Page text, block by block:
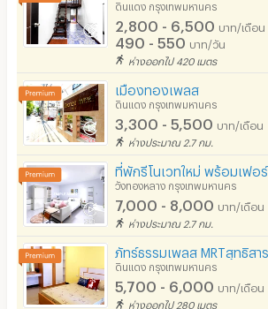
ดินแดง กรุงเทพมหานคร
2,800 - 6,500 บาท/เดือน
490 - 550 บาท/วัน
ห่างออกไป 420 เมตร
เมืองทองเพลส
ดินแดง กรุงเทพมหานคร
3,300 - 5,500 บาท/เดือน
ห่างประมาณ 2.7 กม.
วังทองหลาง กรุงเทพมหานคร
7,000 - 8,000 บาท/เดือน
ห่างประมาณ 2.7 กม.
ดินแดง กรุงเทพมหานคร
5,700 - 6,000 บาท/เดือน
ห่างออกไป 280 เมตร